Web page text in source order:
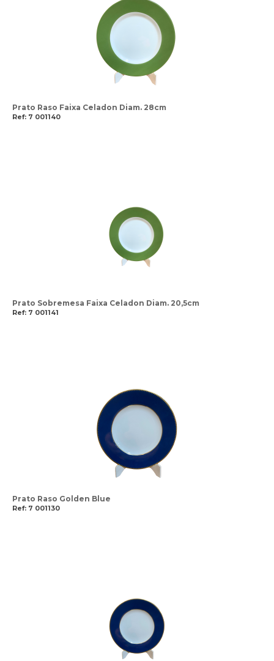
Prato Raso Faixa Celadon Diam. 28cm
Ref: 7 001140
Prato Sobremesa Faixa Celadon Diam. 20,5cm
Ref: 7 001141
Prato Raso Golden Blue
Ref: 7 001130